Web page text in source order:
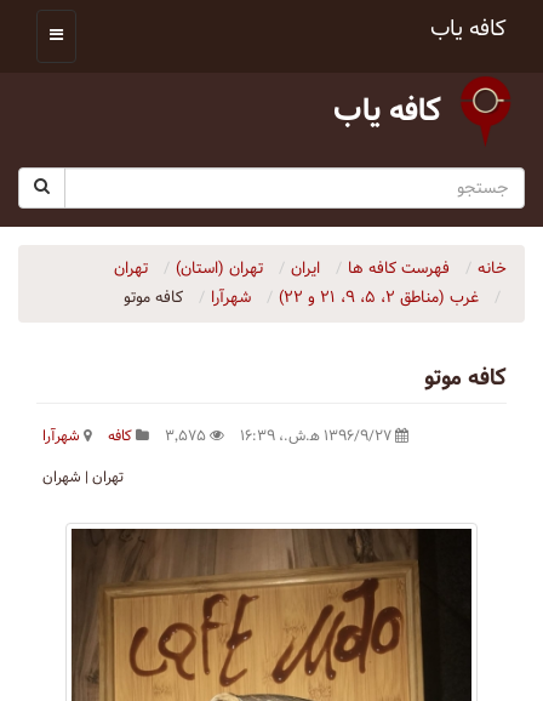
کافه یاب
کافه یاب
خانه فهرست کافه ها ایران تهران (استان)
تهران
غرب (مناطق ۲، ۵، ۹، ۲۱ و ۲۲)
شهرآرا کافه موتو
کافه موتو
کافه
شهرآرا
تهران | شهران